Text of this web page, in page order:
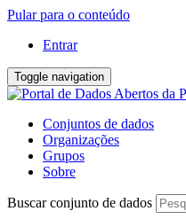
Pular para o conteúdo
Entrar
Toggle navigation
Conjuntos de dados
Organizações
Grupos
Sobre
Buscar conjunto de dados